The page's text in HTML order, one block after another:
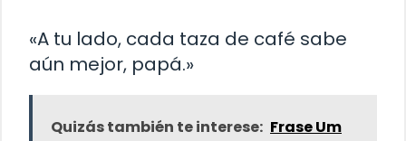
«A tu lado, cada taza de café sabe
aún mejor, papá.»
Quizás también te interese: Frase Um